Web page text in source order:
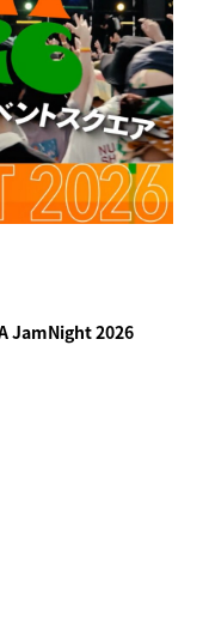
JamNight 2026